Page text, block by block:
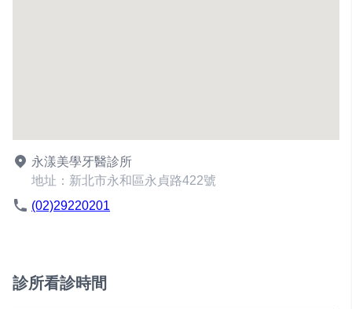
永漾美學牙醫診所
地址：新北市永和區永貞路422號
(02)29220201
診所看診時間